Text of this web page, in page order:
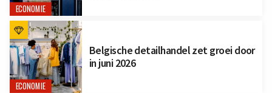
ECONOMIE
ECONOMIE
Belgische detailhandel zet groei door
in juni 2026